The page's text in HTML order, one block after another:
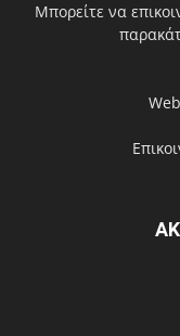
Μπορείτε να